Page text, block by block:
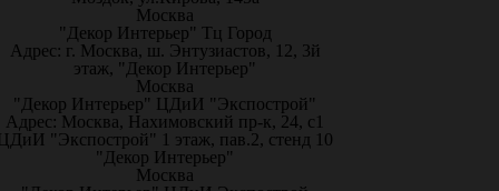
Москва
"Декор Интерьер" Тц Город
Адрес: г. Москва, ш. Энтузиастов, 12, 3й
этаж, "Декор Интерьер"
Москва
"Декор Интерьер" ЦДиИ "Экспострой"
Адрес: Москва, Нахимовский пр-к, 24, с1
"Экспострой" 1 этаж, пав.2, стенд 10
"Декор Интерьер"
Москва